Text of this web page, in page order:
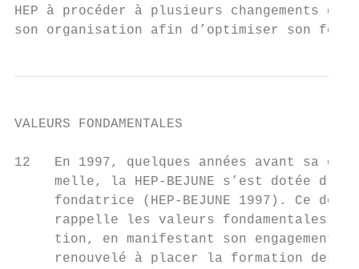
HEP à procéder à plusieurs changements
son organisation afin d’optimiser son
VALEURS FONDAMENTALES
12   En 1997, quelques années avant sa
melle, la HEP-BEJUNE s’est dotée
fondatrice (HEP-BEJUNE 1997). Ce
rappelle les valeurs fondamentales
tion, en manifestant son engagement
renouvelé à placer la formation des